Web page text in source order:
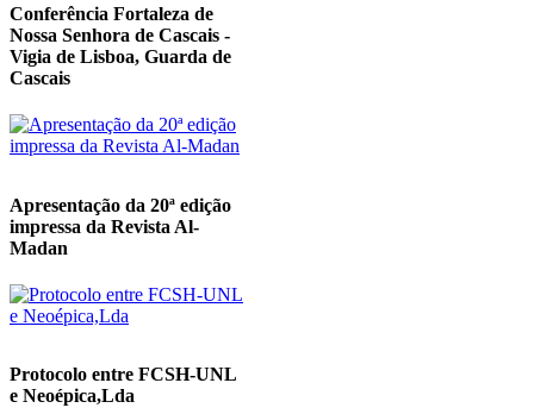
Conferência Fortaleza de
Nossa Senhora de Cascais -
Vigia de Lisboa, Guarda de
Cascais
Apresentação da 20ª edição
impressa da Revista Al-
Madan
Protocolo entre FCSH-UNL
e Neoépica,Lda